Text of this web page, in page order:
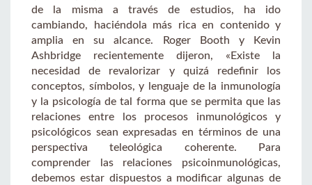
de la misma a través de estudios, ha ido
cambiando, haciéndola más rica en contenido y
amplia en su alcance. Roger Booth y Kevin
Ashbridge recientemente dijeron, «Existe la
necesidad de revalorizar y quizá redefinir los
conceptos, símbolos, y lenguaje de la inmunología
y la psicología de tal forma que se permita que las
relaciones entre los procesos inmunológicos y
psicológicos sean expresadas en términos de una
perspectiva teleológica coherente. Para
comprender las relaciones psicoinmunológicas,
debemos estar dispuestos a modificar algunas de